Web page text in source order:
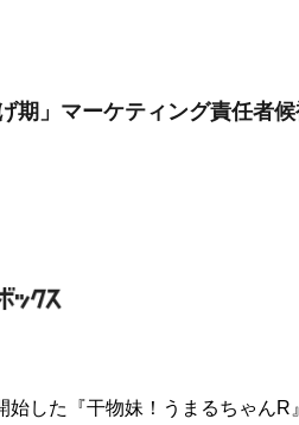
期」マーケティング責任者
始した『干物妹！うまるちゃん